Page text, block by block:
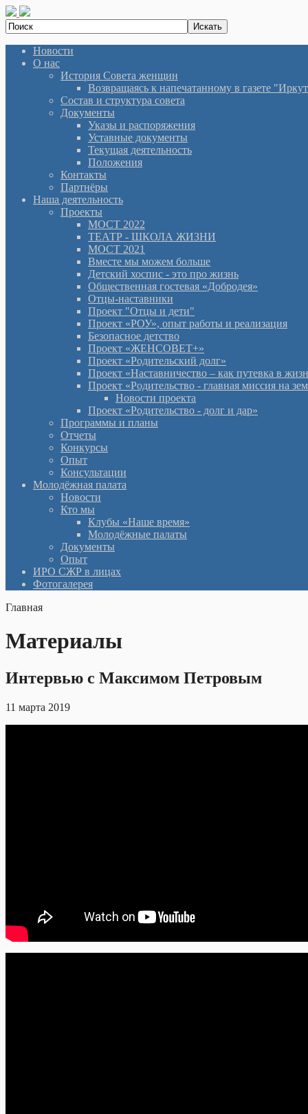
Новости
О нас
История Cовета женщин
Возвращаясь к напечатанному в газете
Состав и структура совета
Документы
Указы и распоряжения
Уставные документы
Текущая деятельность
Положения
Контакты
Партнёры
Наша деятельность
Проекты
МОСТ 2022
ТЕАТР - ШКОЛА ЖИЗНИ
МОСТ 2021
Вместе мы можем больше
Детский хоспис - это про жизнь
Общественная гостевая «Добродея»
Отцы-наставники
Проект "Отцы и дети"
Проект «РОУ», опыт работы и реализация
Безопасное детство
Проект «ЖЕНСОВЕТ+»
Проект «Родительский долг»
Проект «Наставничество – как путевка в
Проект «Родительство - главная миссия на
Новости проекта
Проект «Родительство - долг и дар»
Программы и планы
Отчеты
Конкурсы
Опыт
Консультации
Молодёжная палата
Новости
Кто мы
Клубы «Наше время»
Молодёжные палаты
Документы
Опыт
ИРО СЖР в лицах
Фотогалерея
Главная
Материалы
Интервью с Максимом Петровым
11 марта 2019